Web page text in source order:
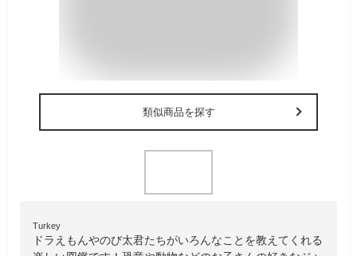
類似商品を探す
Turkey
ドラえもんやのび太君たちがいろんなことを教えてくれる